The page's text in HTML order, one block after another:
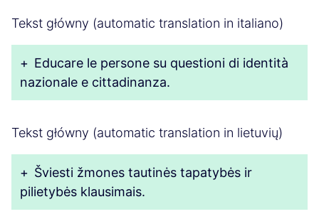
Tekst główny (automatic translation in italiano)
+ Educare le persone su questioni di identità
nazionale e cittadinanza.
Tekst główny (automatic translation in lietuvių)
+ Šviesti žmones tautinės tapatybės ir
pilietybės klausimais.